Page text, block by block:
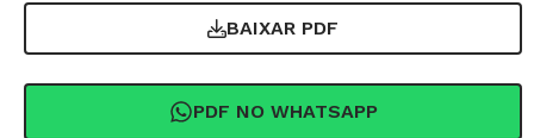
BAIXAR PDF
PDF NO WHATSAPP